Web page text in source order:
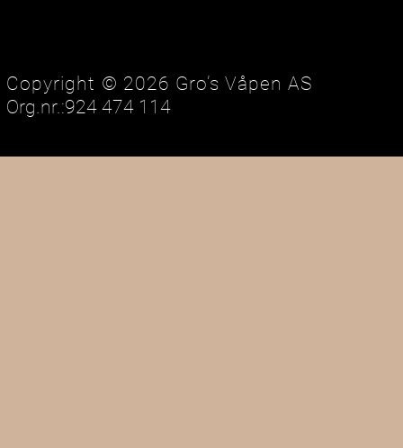
Copyright © 2026 Gro’s Våpen AS
Org.nr.:924 474 114